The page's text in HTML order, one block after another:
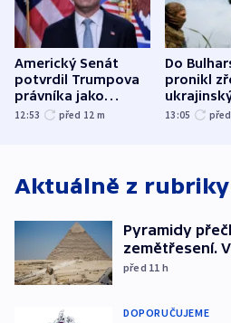
Americký Senát
potvrdil Trumpova
právníka jako
ministra
12:53 před 12 m
Do
pronikl
13:05
Aktuálně z rubriky
Pyramidy
zemětřesení.
před 11 h
DOPORUČUJEME